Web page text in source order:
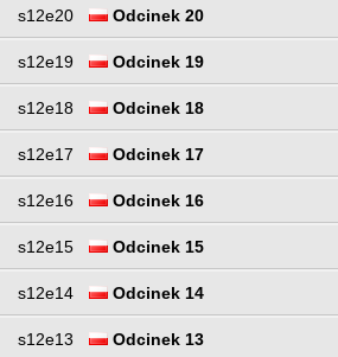
s12e20 Odcinek 20
s12e19 Odcinek 19
s12e18 Odcinek 18
s12e17 Odcinek 17
s12e16 Odcinek 16
s12e15 Odcinek 15
s12e14 Odcinek 14
s12e13 Odcinek 13